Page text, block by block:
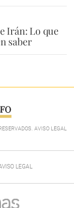
Irán: Lo que
saber
AVISO LEGAL
LEGAL